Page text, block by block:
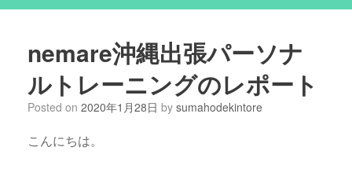
nemare沖縄出張パーソナ
ルトレーニングのレポート
Posted on 2020年1月28日 by sumahodekintore
こんにちは。